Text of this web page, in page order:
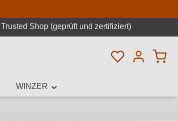
Trusted Shop (geprüft und zertifiziert)
Du hast 0
WINZER